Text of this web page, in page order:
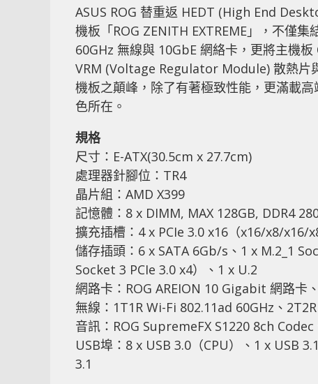
ASUS ROG 替重返 HEDT (High End
機板「ROG ZENITH EXTREME」，不僅
60GHz 無線與 10GbE 網絡卡，更將主機
VRM (Voltage Regulator Module) 散熱片
機板之顛峰，除了有著極致性能，更滿載
色所在。
規格
尺寸：E-ATX(30.5cm x 27.7cm)
處理器針腳位：TR4
晶片組：AMD X399
記憶體：8 x DIMM, MAX 128GB, DDR4
擴充插槽：4 x PCIe 3.0 x16（x16/x8/x16/
儲存插頭：6 x SATA 6Gb/s、1 x M.2_1
Socket 3 PCIe 3.0 x4）、1 x U.2
網路卡：ROG AREION 10 Gigabit 網路
無線：1T1R Wi-Fi 802.11ad 60GHz、
音訊：ROG SupremeFX S1220 8ch Codec
USB埠：8 x USB 3.0（CPU）、1 x USB
3.1